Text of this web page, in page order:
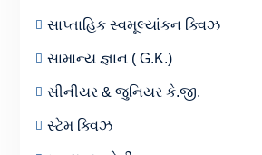
સાપ્તાહિક સ્વમૂલ્યાંકન ક્વિઝ
સામાન્ય જ્ઞાન ( G.K.)
સીનીયર & જુનિયર કે.જી.
સ્ટેમ ક્વિઝ